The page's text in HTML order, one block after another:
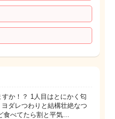
か！？ 1人目はとにかく匂
ダレつわりと結構壮絶なつ
食べてたら割と平気…